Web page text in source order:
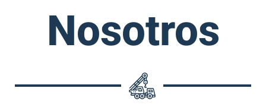
Nosotros